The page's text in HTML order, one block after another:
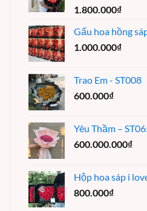
1.800.000₫
Gấu hoa hồng
1.000.000₫
Trao Em - ST008
600.000₫
Yêu Thầm –
600.000.000₫
Hộp hoa sáp i
800.000₫